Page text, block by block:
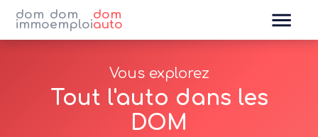
dom
immo
dom
emploi
dom
auto
Vous explorez
Tout l'auto dans les
DOM